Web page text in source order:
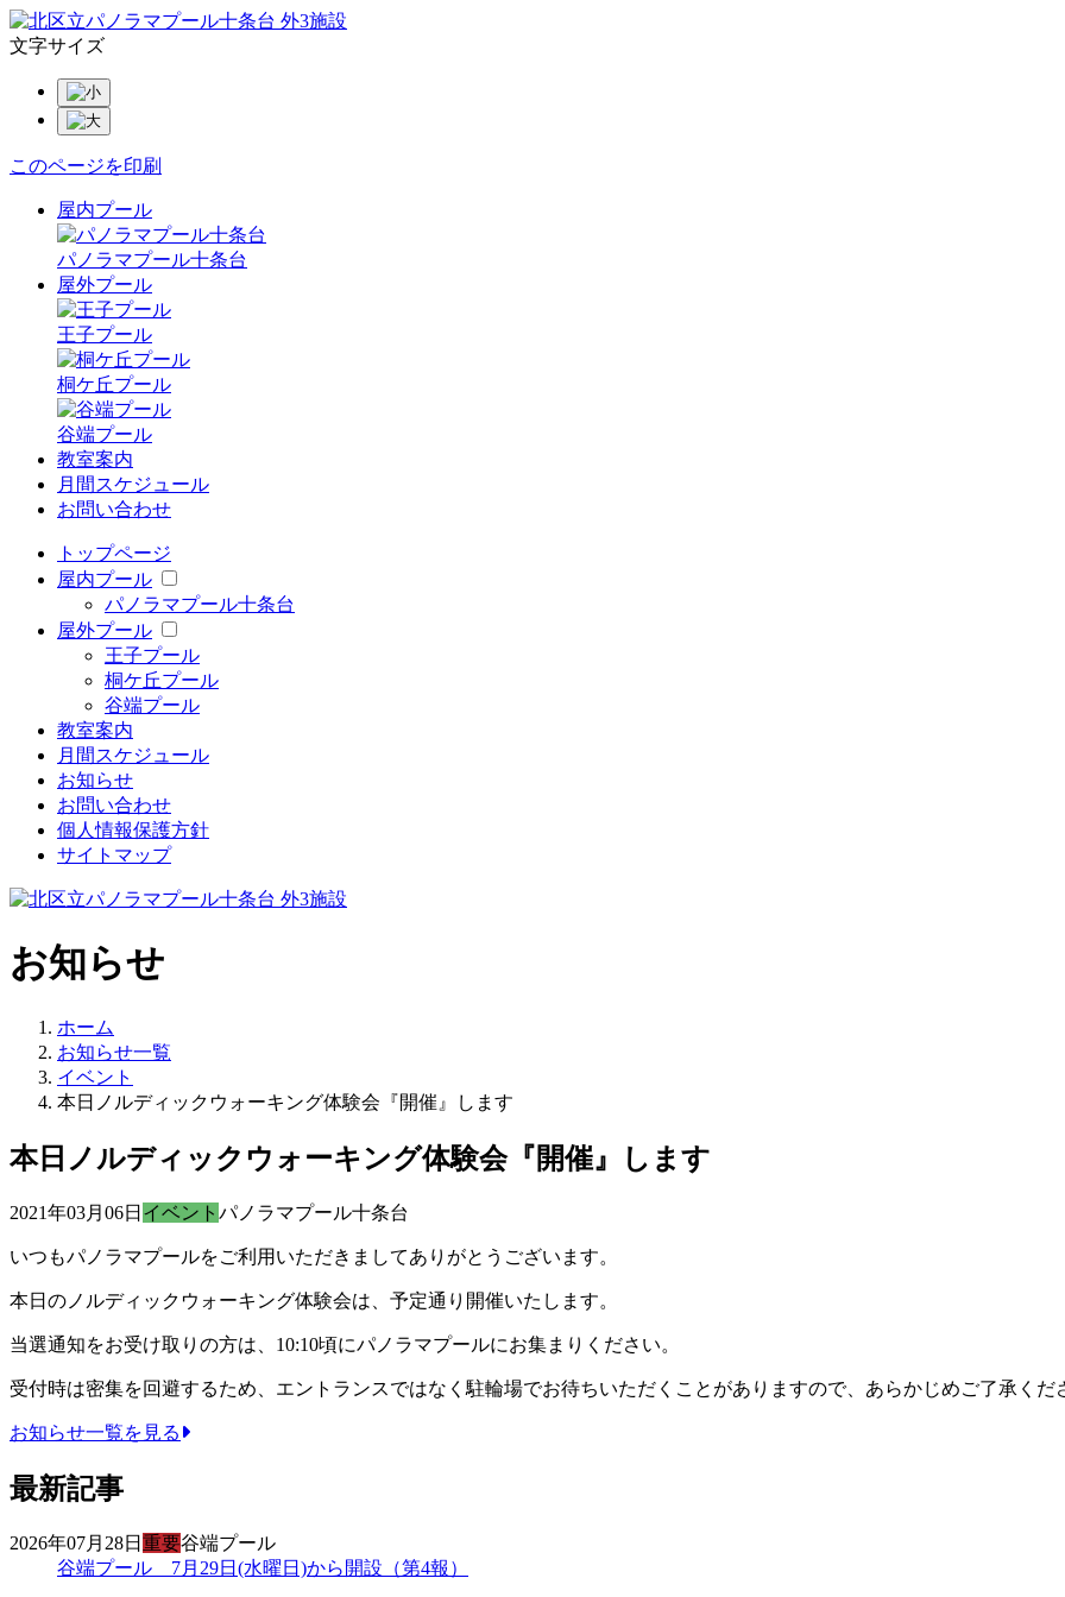
文字サイズ
このページを印刷
屋内プール
パノラマプール十条台
屋外プール
王子プール
桐ケ丘プール
谷端プール
教室案内
月間スケジュール
お問い合わせ
トップページ
屋内プール
パノラマプール十条台
屋外プール
王子プール
桐ケ丘プール
谷端プール
教室案内
月間スケジュール
お知らせ
お問い合わせ
個人情報保護方針
サイトマップ
お知らせ
ホーム
お知らせ一覧
イベント
本日ノルディックウォーキング体験会『開催』します
本日ノルディックウォーキング体験会『開催』します
2021年03月06日 イベント パノラマプール十条台
いつもパノラマプールをご利用いただきましてありがとうございます。
本日のノルディックウォーキング体験会は、予定通り開催いたします。
当選通知をお受け取りの方は、10:10頃にパノラマプールにお集まりください。
受付時は密集を回避するため、エントランスではなく駐輪場でお待ちいただくことがありますので、あらかじめご了承くだ
お知らせ一覧を見る
最新記事
2026年07月28日 重要谷端プール
谷端プール 7月29日(水曜日)から開設（第4報）